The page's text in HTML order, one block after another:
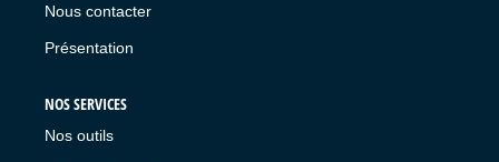
Nous contacter
Présentation
NOS SERVICES
Nos outils